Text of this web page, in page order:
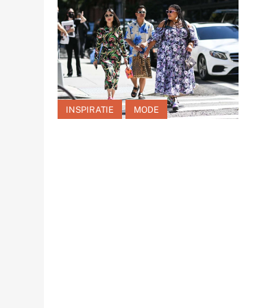
INSPIRATIE MODE